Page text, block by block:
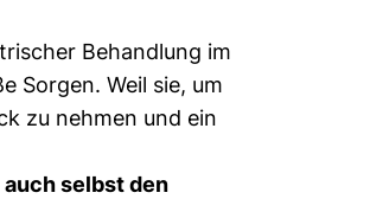
Behandlung im
Sorgen. Weil sie, um
zu nehmen und ein
selbst den